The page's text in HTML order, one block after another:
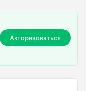
Авторизоваться